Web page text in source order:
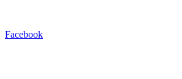
Facebook